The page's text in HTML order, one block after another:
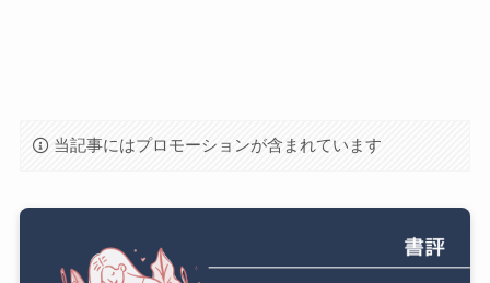
当記事にはプロモーションが含まれています